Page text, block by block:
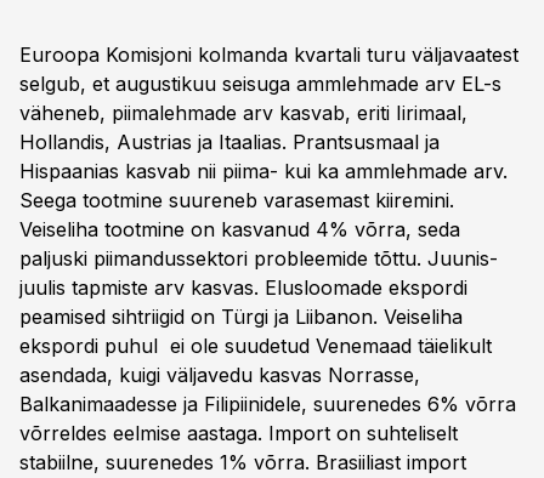
Euroopa Komisjoni kolmanda kvartali turu väljavaatest
selgub, et augustikuu seisuga ammlehmade arv EL-s
väheneb, piimalehmade arv kasvab, eriti Iirimaal,
Hollandis, Austrias ja Itaalias. Prantsusmaal ja
Hispaanias kasvab nii piima- kui ka ammlehmade arv.
Seega tootmine suureneb varasemast kiiremini.
Veiseliha tootmine on kasvanud 4% võrra, seda
paljuski piimandussektori probleemide tõttu. Juunis-
juulis tapmiste arv kasvas. Elusloomade ekspordi
peamised sihtriigid on Türgi ja Liibanon. Veiseliha
ekspordi puhul ei ole suudetud Venemaad täielikult
asendada, kuigi väljavedu kasvas Norrasse,
Balkanimaadesse ja Filipiinidele, suurenedes 6% võrra
võrreldes eelmise aastaga. Import on suhteliselt
stabiilne, suurenedes 1% võrra. Brasiiliast import